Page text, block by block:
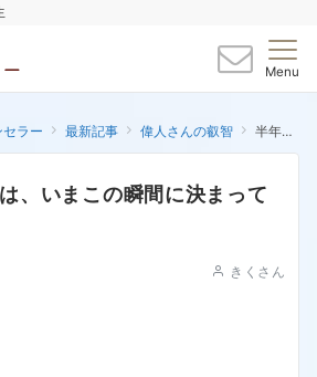
Menu
ラー 最新記事 偉人さんの叡智 半年後のあなたは、いまこの瞬間に決まっている。
、いまこの瞬間に決まって
きくさん